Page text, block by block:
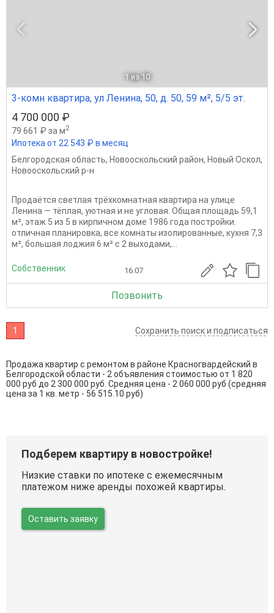
1 из 10
3-комн квартира, ул Ленина, 50, д. 50, 59 м², 5/5 эт.
4 700 000 ₽
79 661 ₽ за м2
Ипотека от 22 543 ₽ в месяц
Белгородская область, Новооскольский район, Новый Оскол,
Новооскольский р-н
Продаётся светлая трёхкомнатная квартира на улице
Ленина — тёплая, уютная и не угловая. Общая площадь 59,1
м², этаж 5 из 5 в кирпичном доме 1986 года постройки.
отличная планировка, все комнаты изолированные, кухня 7,3
м², большая лоджия 6 м² с 2 выходами,...
Собственник 16.07
Позвонить
1 Сохранить поиск и подписаться
Продажа квартир с ремонтом в районе Красногвардейский в
Белгородской области - 2 объявления стоимостью от 1 820
000 руб до 2 300 000 руб. Средняя цена - 2 060 000 руб (средняя
цена за 1 кв. метр - 56 515.10 руб)
Подберем квартиру в новостройке!
Низкие ставки по ипотеке с ежемесячным
платежом ниже аренды похожей квартиры.
Оставить заявку